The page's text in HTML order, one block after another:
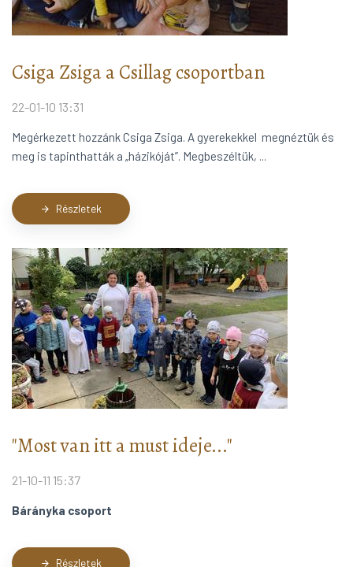
Csiga Zsiga a Csillag csoportban
22-01-10 13:31
Megérkezett hozzánk Csiga Zsiga. A gyerekekkel megnéztük és
meg is tapinthatták a „házikóját”. Megbeszéltük, ...
arrow_forward Részletek
"Most van itt a must ideje..."
21-10-11 15:37
Bárányka csoport
arrow_forward Részletek